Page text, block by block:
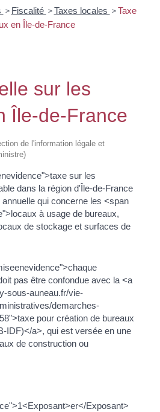
> Fiscalité > Taxes locales > Taxe
en Île-de-France
sur les
Île-de-France
de l'information légale et
sur les
dans la région d'Île-de-France
qui concerne les <span
à usage de bureaux,
de stockage et surfaces de
pas être confondue avec la <a
sous-auneau.fr/vie-
demarches-
pour création de bureaux
IDF)</a>, qui est versée en une
de construction ou
Exposant>